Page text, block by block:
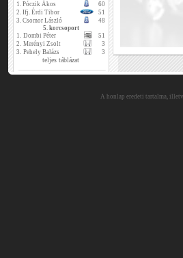
1. Póczik Ákos
60
2. Ifj. Érdi Tibor
51
3. Csomor László
48
5. korcsoport
1. Dombi Péter
51
2. Merényi Zsolt
3
3. Pehely Balázs 3
teljes táblázat
A honlap eredeti tartalma,